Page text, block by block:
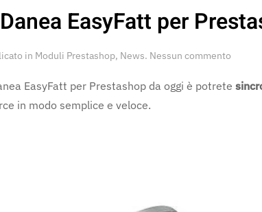
EasyFatt per
in Moduli Prestashop, News. Nessun commento
EasyFatt per Prestashop da oggi è potrete
in modo semplice e veloce.